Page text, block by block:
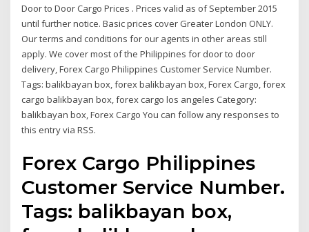
Door to Door Cargo Prices . Prices valid as of September 2015
until further notice. Basic prices cover Greater London ONLY.
Our terms and conditions for our agents in other areas still
apply. We cover most of the Philippines for door to door
delivery, Forex Cargo Philippines Customer Service Number.
Tags: balikbayan box, forex balikbayan box, Forex Cargo, forex
cargo balikbayan box, forex cargo los angeles Category:
balikbayan box, Forex Cargo You can follow any responses to
this entry via RSS.
Forex Cargo Philippines
Customer Service Number.
Tags: balikbayan box,